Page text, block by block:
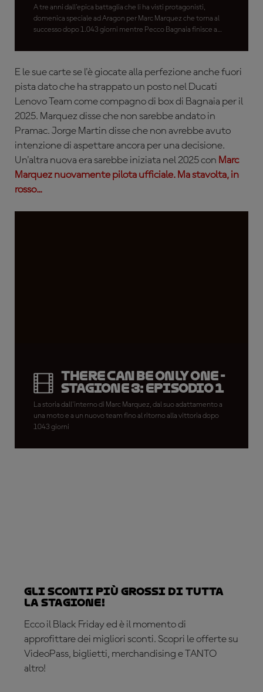
A tre anni dall'epica battaglia che li ha visti protagonisti,
domenica speciale ad Aragon per Marc Marquez che torna al
successo dopo 1.043 giorni mentre Pecco Bagnaia finisce a
E le sue carte se l'è giocate alla perfezione anche fuori
pista dato che ha strappato un posto nel Ducati
Lenovo Team come compagno di box di Bagnaia per il
2025. Marquez disse che non sarebbe andato in
Pramac. Jorge Martin disse che non avrebbe avuto
intenzione di aspettare ancora per una decisione.
Un'altra nuova era sarebbe iniziata nel 2025 con Marc
Marquez nuovamente pilota ufficiale. Ma stavolta, in
rosso...
There Can Be Only One -
Stagione 3: Episodio 1
La storia dall'interno di Marc Marquez, dal suo adattamento a
una moto e a un nuovo team fino al ritorno alla vittoria dopo
1043 giorni
Gli sconti più grossi di tutta
la stagione!
Ecco il Black Friday ed è il momento di
approfittare dei migliori sconti. Scopri le offerte su
VideoPass, biglietti, merchandising e TANTO
altro!